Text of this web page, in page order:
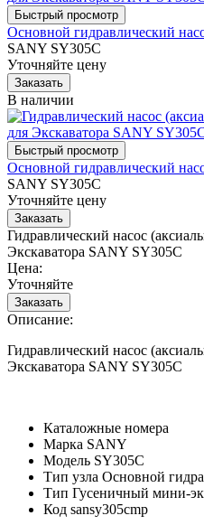
Основной гидравлический
SANY SY305C
Уточняйте цену
В наличии
Основной гидравлический
SANY SY305C
Уточняйте цену
Гидравлический насос
Экскаватора SANY SY305C
Цена:
Уточняйте
Описание:
Гидравлический насос
Экскаватора SANY SY305C
Каталожные номера
Марка SANY
Модель SY305C
Тип узла Основной
Тип Гусеничный мини-
Код sansy305cmp